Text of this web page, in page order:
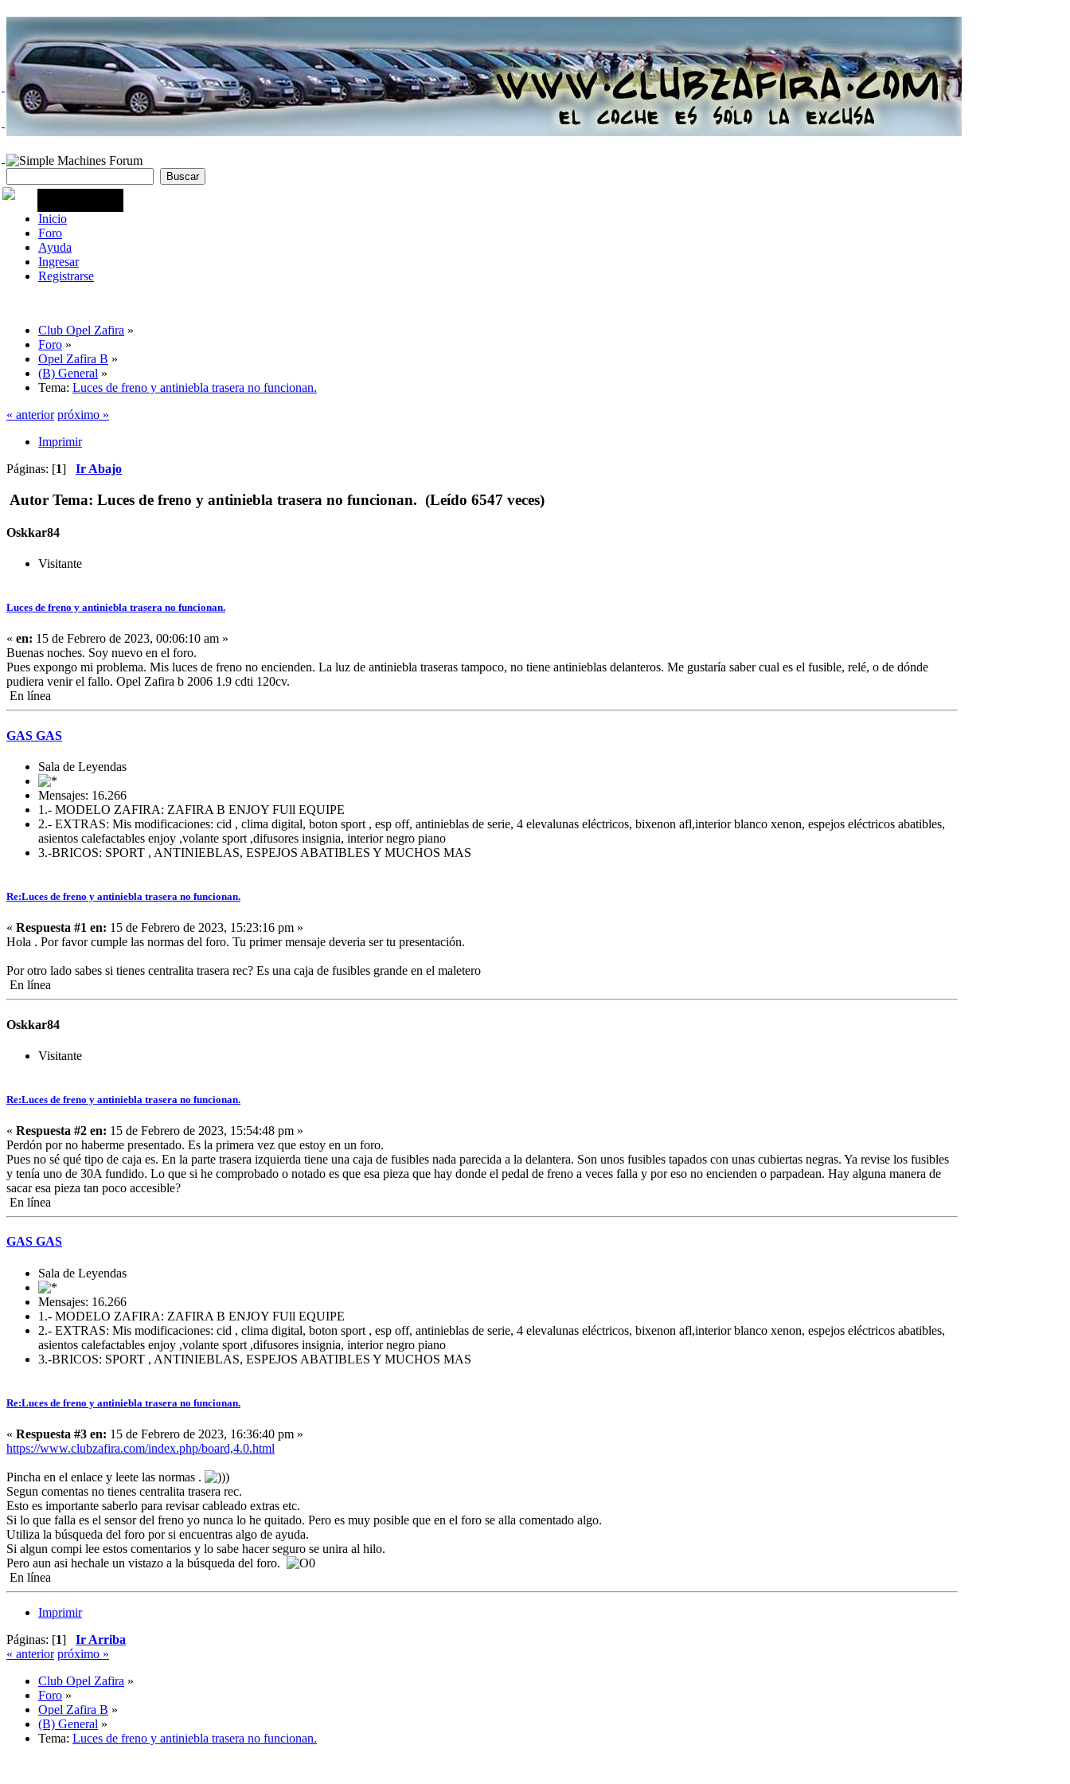
Inicio
Foro
Ayuda
Ingresar
Registrarse
Club Opel Zafira »
Foro »
Opel Zafira B »
(B) General »
Tema: Luces de freno y antiniebla trasera no funcionan.
« anterior próximo »
Imprimir
Páginas: [1] Ir Abajo
Autor Tema: Luces de freno y antiniebla trasera no funcionan. (Leído 6547 veces)
Oskkar84
Visitante
Luces de freno y antiniebla trasera no funcionan.
« en: 15 de Febrero de 2023, 00:06:10 am »
Buenas noches. Soy nuevo en el foro.
Pues expongo mi problema. Mis luces de freno no encienden. La luz de antiniebla traseras tampoco, no tiene antinieblas delanteros. Me gustaría saber cual es el fusible, relé, o de dónde
pudiera venir el fallo. Opel Zafira b 2006 1.9 cdti 120cv.
En línea
GAS GAS
Sala de Leyendas
Mensajes: 16.266
1.- MODELO ZAFIRA: ZAFIRA B ENJOY FUll EQUIPE
2.- EXTRAS: Mis modificaciones: cid , clima digital, boton sport , esp off, antinieblas de serie, 4 elevalunas eléctricos, bixenon afl,interior blanco xenon, espejos eléctricos abatibles,
asientos calefactables enjoy ,volante sport ,difusores insignia, interior negro piano
3.-BRICOS: SPORT , ANTINIEBLAS, ESPEJOS ABATIBLES Y MUCHOS MAS
Re:Luces de freno y antiniebla trasera no funcionan.
« Respuesta #1 en: 15 de Febrero de 2023, 15:23:16 pm »
Hola . Por favor cumple las normas del foro. Tu primer mensaje deveria ser tu presentación.
Por otro lado sabes si tienes centralita trasera rec? Es una caja de fusibles grande en el maletero
En línea
Oskkar84
Visitante
Re:Luces de freno y antiniebla trasera no funcionan.
« Respuesta #2 en: 15 de Febrero de 2023, 15:54:48 pm »
Perdón por no haberme presentado. Es la primera vez que estoy en un foro.
Pues no sé qué tipo de caja es. En la parte trasera izquierda tiene una caja de fusibles nada parecida a la delantera. Son unos fusibles tapados con unas cubiertas negras. Ya revise los fusibles
y tenía uno de 30A fundido. Lo que si he comprobado o notado es que esa pieza que hay donde el pedal de freno a veces falla y por eso no encienden o parpadean. Hay alguna manera de
sacar esa pieza tan poco accesible?
En línea
GAS GAS
Sala de Leyendas
Mensajes: 16.266
1.- MODELO ZAFIRA: ZAFIRA B ENJOY FUll EQUIPE
2.- EXTRAS: Mis modificaciones: cid , clima digital, boton sport , esp off, antinieblas de serie, 4 elevalunas eléctricos, bixenon afl,interior blanco xenon, espejos eléctricos abatibles,
asientos calefactables enjoy ,volante sport ,difusores insignia, interior negro piano
3.-BRICOS: SPORT , ANTINIEBLAS, ESPEJOS ABATIBLES Y MUCHOS MAS
Re:Luces de freno y antiniebla trasera no funcionan.
« Respuesta #3 en: 15 de Febrero de 2023, 16:36:40 pm »
https://www.clubzafira.com/index.php/board,4.0.html
Pincha en el enlace y leete las normas .
Segun comentas no tienes centralita trasera rec.
Esto es importante saberlo para revisar cableado extras etc.
Si lo que falla es el sensor del freno yo nunca lo he quitado. Pero es muy posible que en el foro se alla comentado algo.
Utiliza la búsqueda del foro por si encuentras algo de ayuda.
Si algun compi lee estos comentarios y lo sabe hacer seguro se unira al hilo.
Pero aun asi hechale un vistazo a la búsqueda del foro.
En línea
Imprimir
Páginas: [1] Ir Arriba
« anterior próximo »
Club Opel Zafira »
Foro »
Opel Zafira B »
(B) General »
Tema: Luces de freno y antiniebla trasera no funcionan.